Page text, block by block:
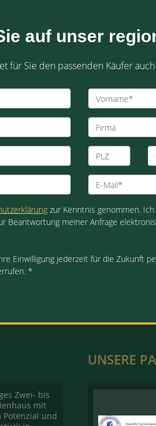
auf unser
für Sie den passenden Käufer
zur Kenntnis genommen.
Beantwortung meiner Anfrage
Einwilligung jederzeit für die Zukunft
*
Zwei- bis
mit
Potenzial und
UNSERE